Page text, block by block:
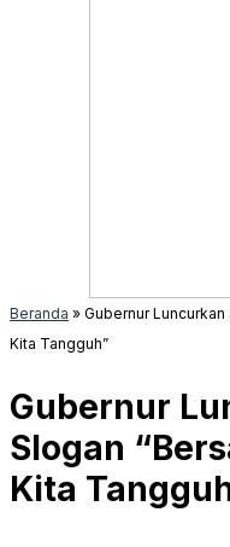
Beranda » Gubernur Luncurkan
Kita Tangguh”
Gubernur
Slogan
Kita